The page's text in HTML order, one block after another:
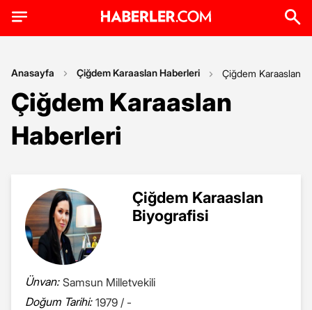
Anasayfa Çiğdem Karaaslan Haberleri Çiğdem Karaaslan
Çiğdem Karaaslan
Haberleri
Çiğdem Karaaslan
Biyografisi
Ünvan: Samsun Milletvekili
Doğum Tarihi: 1979 / -